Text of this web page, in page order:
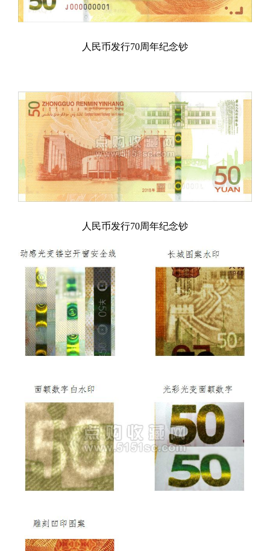
人民币发行70周年纪念钞
人民币发行70周年纪念钞